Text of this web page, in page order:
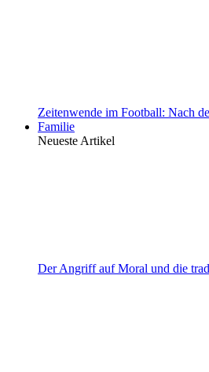
Zeitenwende im Football: Nach
Familie
Neueste Artikel
Der Angriff auf Moral und die